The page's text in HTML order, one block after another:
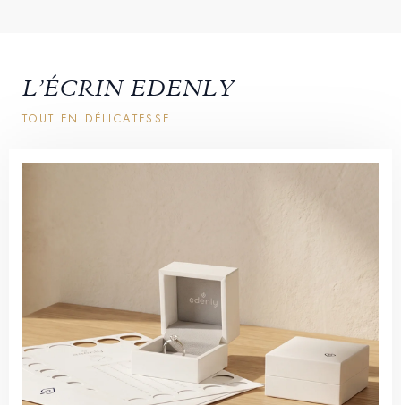
L’ÉCRIN EDENLY
TOUT EN DÉLICATESSE